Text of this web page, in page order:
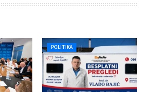
POLITIKA